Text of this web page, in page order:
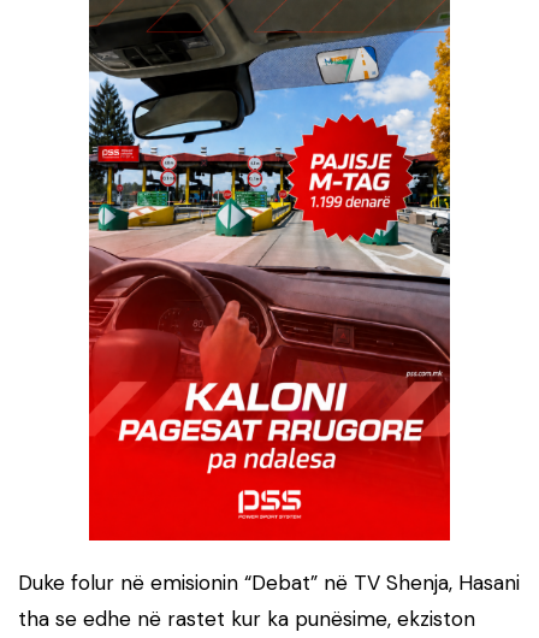
Duke folur në emisionin “Debat” në TV Shenja, Hasani
tha se edhe në rastet kur ka punësime, ekziston